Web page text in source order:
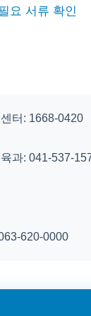
요 서류 확인
터: 1668-0420
과: 041-537-
620-0000